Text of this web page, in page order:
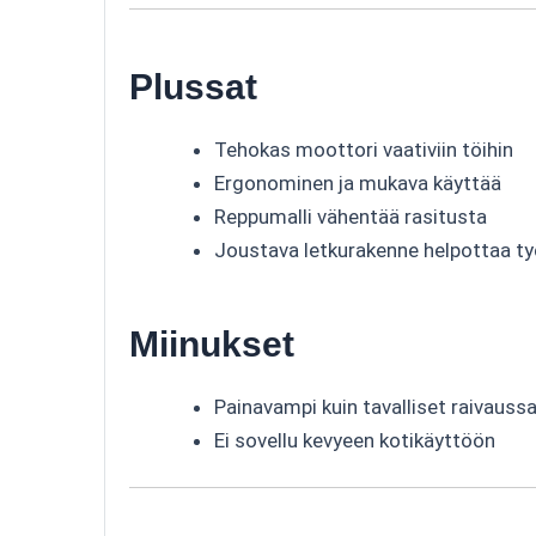
Plussat
Tehokas moottori vaativiin töihin
Ergonominen ja mukava käyttää
Reppumalli vähentää rasitusta
Joustava letkurakenne helpottaa
Miinukset
Painavampi kuin tavalliset
Ei sovellu kevyeen kotikäyttöön